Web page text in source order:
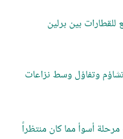
بين برلين
تشاؤم وتفاؤل وسط نزاعات
مرحلة أسوأ مما كان منتظراً